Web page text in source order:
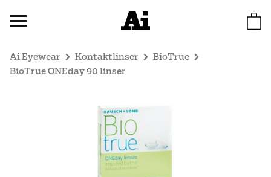
Ai Eyewear Kontaktlinser
BioTrue
BioTrue ONEday 90 linser